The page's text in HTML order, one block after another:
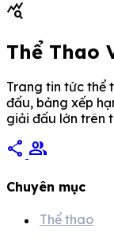
query_stats
Thể Thao
Trang tin tức thể
đấu, bảng xếp
giải đấu lớn trên
share group
Chuyên mục
Thể thao